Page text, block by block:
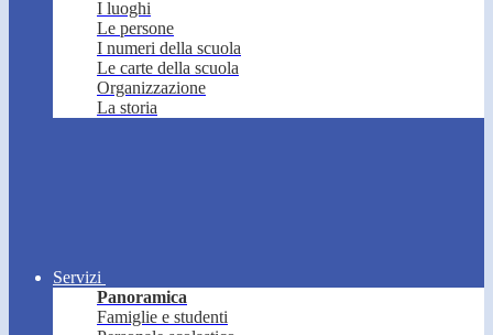
I luoghi
Le persone
I numeri della scuola
Le carte della scuola
Organizzazione
La storia
Servizi
Panoramica
Famiglie e studenti